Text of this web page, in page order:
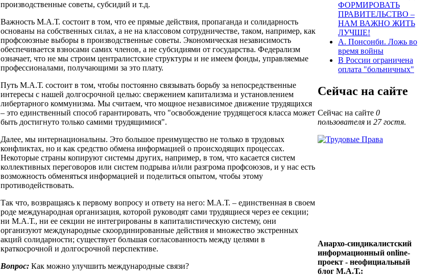
производственные советы, субсидий и т.д.
Важность М.А.Т. состоит в том, что ее прямые действия, пропаганда и солидарность
основаны на собственных силах, а не на классовом сотрудничестве, таком, например, как
профсоюзные выборы в производственные советы. Экономическая независимость
обеспечивается взносами самих членов, а не субсидиями от государства. Федерализм
означает, что не мы строим централистские структуры и не имеем фонды, управляемые
профессионалами, получающими за это плату.
Путь М.А.Т. состоит в том, чтобы постоянно связывать борьбу за непосредственные
интересы с нашей долгосрочной целью: свержением капитализма и установлением
либертарного коммунизма. Мы считаем, что мощное независимое движение трудящихся
– это единственный способ гарантировать, что "освобождение трудящегося класса может
быть достигнуто только самими трудящимися".
Далее, мы интернациональны. Это большое преимущество не только в трудовых
конфликтах, но и как средство обмена информацией о происходящих процессах.
Некоторые страны копируют системы других, например, в том, что касается систем
коллективных переговоров или систем подрыва и/или разгрома профсоюзов, и у нас есть
возможность обменяться информацией и поделиться опытом, чтобы этому
противодействовать.
Так что, возвращаясь к первому вопросу и ответу на него: М.А.Т. – единственная в своем
роде международная организация, которой руководят сами трудящиеся через ее секции;
ни М.А.Т., ни ее секции не интегрированы в капиталистическую систему, они
организуют международные скоординированные действия и множество экстренных
акций солидарности; существует большая согласованность между целями в
краткосрочной и долгосрочной перспективе.
Вопрос: Как можно улучшить международные связи?
ФОРМИРОВАТЬ
ПРАВИТЕЛЬСТВО –
НАМ ВАЖНО ЖИТЬ
ЛУЧШЕ!
А. Понсонби. Ложь во
время войны
В России ограничена
оплата "больничных"
Сейчас на сайте
Сейчас на сайте 0
пользователя и 27 гостя.
Анархо-синдикалистский
информационный online-
проект - неофициальный
блог М.А.Т.: